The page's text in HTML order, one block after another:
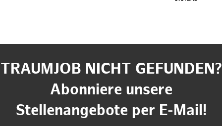
TRAUMJOB NICHT GEFUNDEN?
Abonniere unsere
Stellenangebote per E-Mail!